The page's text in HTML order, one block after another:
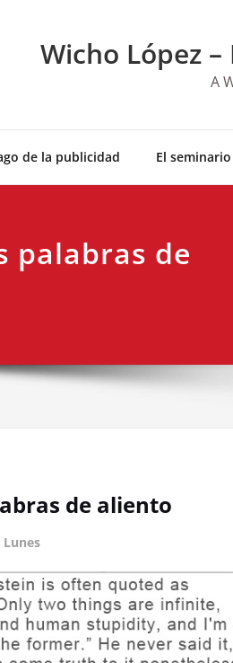
Wicho López
A
de la publicidad El seminario
palabras de
de aliento
Lunes